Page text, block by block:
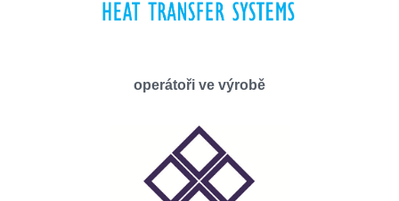
operátoři ve výrobě